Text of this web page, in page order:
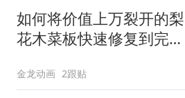
如何将价值上万裂开的梨
花木菜板快速修复到完美
金龙动画 2跟贴